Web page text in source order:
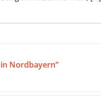
Nordbayern“